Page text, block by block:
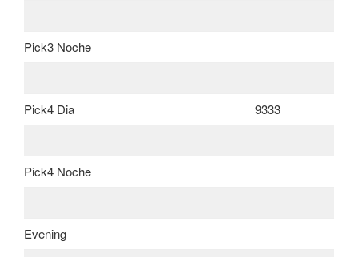
Pick3 Noche
Pick4 Dia 9333
Pick4 Noche
Evening